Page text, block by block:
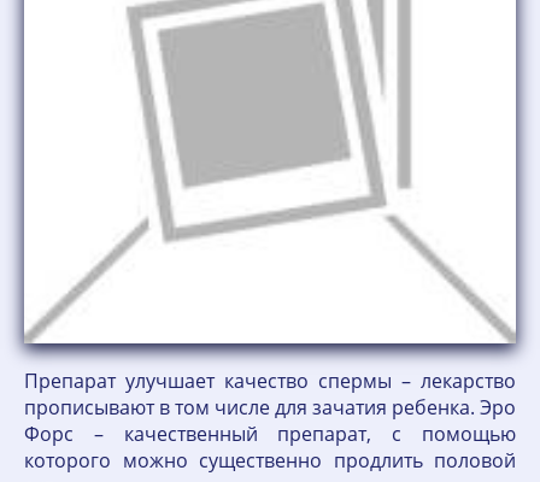
Препарат улучшает качество спермы – лекарство
прописывают в том числе для зачатия ребенка. Эро
Форс – качественный препарат, с помощью
которого можно существенно продлить половой